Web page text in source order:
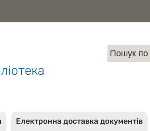
Електронна доставка документів